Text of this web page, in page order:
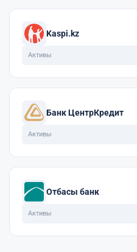
Kaspi.kz
Активы
Банк ЦентрКредит
Активы
Отбасы банк
Активы